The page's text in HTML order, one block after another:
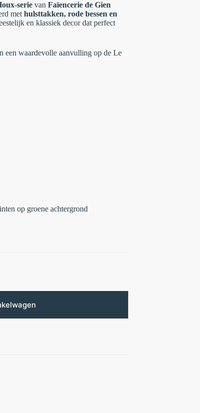
serie van Faïencerie de Gien
met hulsttakken, rode bessen en
en klassiek decor dat perfect
een waardevolle aanvulling op de Le
op groene achtergrond